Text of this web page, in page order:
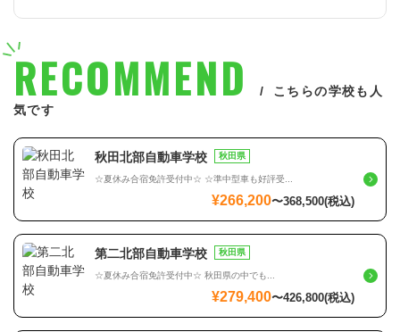
RECOMMEND
こちらの学校も人
気です
秋田県
秋田北部自動車学校
☆夏休み合宿免許受付中☆ ☆準中型車も好評受...
¥266,200〜368,500(税込)
秋田県
第二北部自動車学校
☆夏休み合宿免許受付中☆ 秋田県の中でも...
¥279,400〜426,800(税込)